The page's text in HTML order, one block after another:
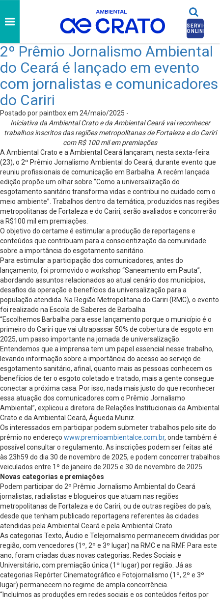
SERVIÇOS
ONLINE
2º Prêmio Jornalismo Ambiental
do Ceará é lançado em evento
com jornalistas e comunicadores
do Cariri
Postado por paintbox em 24/maio/2025 -
Iniciativa da Ambiental Crato e da Ambiental Ceará vai reconhecer
trabalhos inscritos das regiões metropolitanas de Fortaleza e do Cariri
com R$ 100 mil em premiações
A Ambiental Crato e a Ambiental Ceará lançaram, nesta sexta-feira
(23), o 2º Prêmio Jornalismo Ambiental do Ceará, durante evento que
reuniu profissionais de comunicação em Barbalha. A recém lançada
edição propõe um olhar sobre “Como a universalização do
esgotamento sanitário transforma vidas e contribui no cuidado com o
meio ambiente”. Trabalhos dentro da temática, produzidos nas regiões
metropolitanas de Fortaleza e do Cariri, serão avaliados e concorrerão
a R$100 mil em premiações.
O objetivo do certame é estimular a produção de reportagens e
conteúdos que contribuam para a conscientização da comunidade
sobre a importância do esgotamento sanitário.
Para estimular a participação dos comunicadores, antes do
lançamento, foi promovido o workshop “Saneamento em Pauta”,
abordando assuntos relacionados ao atual cenário dos municípios,
desafios da operação e benefícios da universalização para a
população atendida. Na Região Metropolitana do Cariri (RMC), o evento
foi realizado na Escola de Saberes de Barbalha.
“Escolhemos Barbalha para esse lançamento porque o município é o
primeiro do Cariri que vai ultrapassar 50% de cobertura de esgoto em
2025, um passo importante na jornada de universalização.
Entendemos que a imprensa tem um papel essencial nesse trabalho,
levando informação sobre a importância do acesso ao serviço de
esgotamento sanitário, afinal, quanto mais as pessoas conhecem os
benefícios de ter o esgoto coletado e tratado, mais a gente consegue
conectar a próxima casa. Por isso, nada mais justo do que reconhecer
essa atuação dos comunicadores com o Prêmio Jornalismo
Ambiental”, explicou a diretora de Relações Institucionais da Ambiental
Crato e da Ambiental Ceará, Águeda Muniz.
Os interessados em participar podem submeter trabalhos pelo site do
prêmio no endereço www.premioambientalce.com.br, onde também é
possível consultar o regulamento. As inscrições podem ser feitas até
às 23h59 do dia 30 de novembro de 2025, e podem concorrer trabalhos
veiculados entre 1º de janeiro de 2025 e 30 de novembro de 2025.
Novas categorias e premiações
Podem participar do 2º Prêmio Jornalismo Ambiental do Ceará
jornalistas, radialistas e blogueiros que atuam nas regiões
metropolitanas de Fortaleza e do Cariri, ou de outras regiões do país,
desde que tenham publicado reportagens referentes às cidades
atendidas pela Ambiental Ceará e pela Ambiental Crato.
As categorias Texto, Áudio e Telejornalismo permanecem divididas por
região, com vencedores (1º, 2º e 3º lugar) na RMC e na RMF. Para este
ano, foram criadas duas novas categorias: Redes Sociais e
Universitário, com premiação única (1º lugar) por região. Já as
categorias Repórter Cinematográfico e Fotojornalismo (1º, 2º e 3º
lugar) permanecem no regime de ampla concorrência.
“Incluímos as produções em redes sociais e os conteúdos feitos por